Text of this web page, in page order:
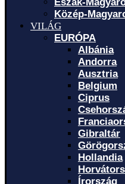
Közép-
VILÁG
EURÓPA
Albánia
Andorra
Ausztria
Belgium
Ciprus
Gibraltár
Hollandia
Írország